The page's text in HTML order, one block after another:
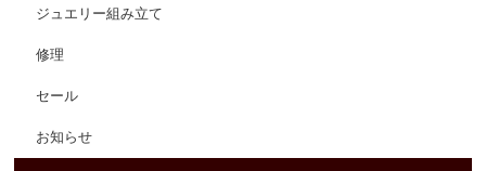
ジュエリー組み立て
修理
セール
お知らせ